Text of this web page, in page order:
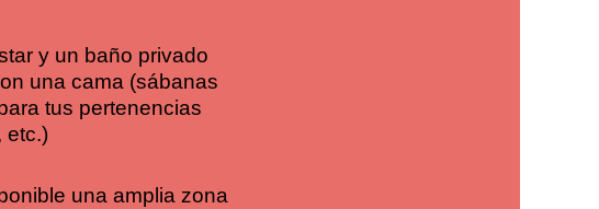
y un baño privado
una cama (sábanas
tus pertenencias
etc.)
una amplia zona